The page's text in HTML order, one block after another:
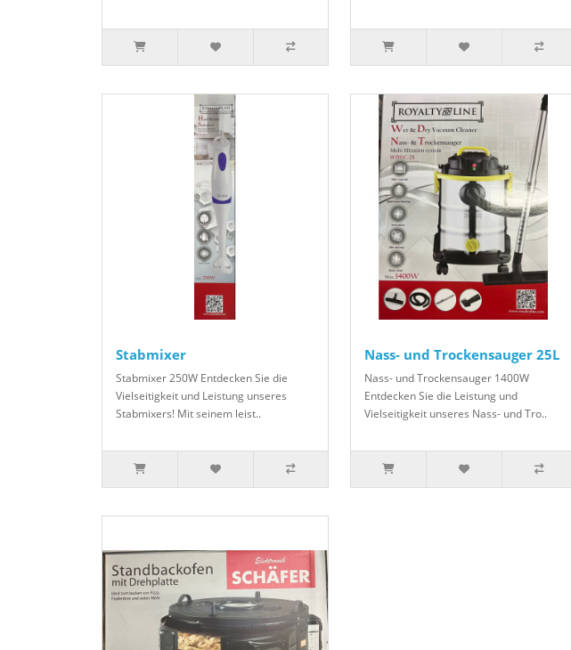
Stabmixer
Stabmixer 250W Entdecken Sie die
Vielseitigkeit und Leistung unseres
Stabmixers! Mit seinem leist..
Nass- und Trockensauger 25L
Nass- und Trockensauger 1400W
Entdecken Sie die Leistung und
Vielseitigkeit unseres Nass- und Tro..